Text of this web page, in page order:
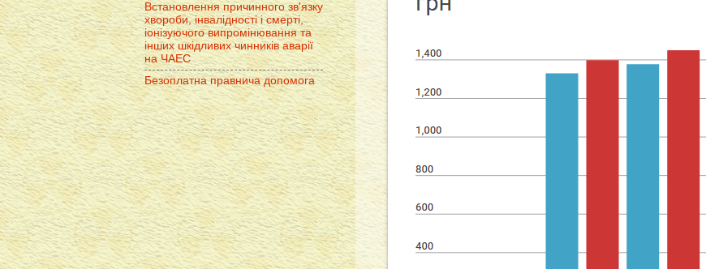
Встановлення причинного зв'язку
хвороби, інвалідності і смерті,
іонізуючого випромінювання та
інших шкідливих чинників аварії
на ЧАЕС
Безоплатна правнича допомога